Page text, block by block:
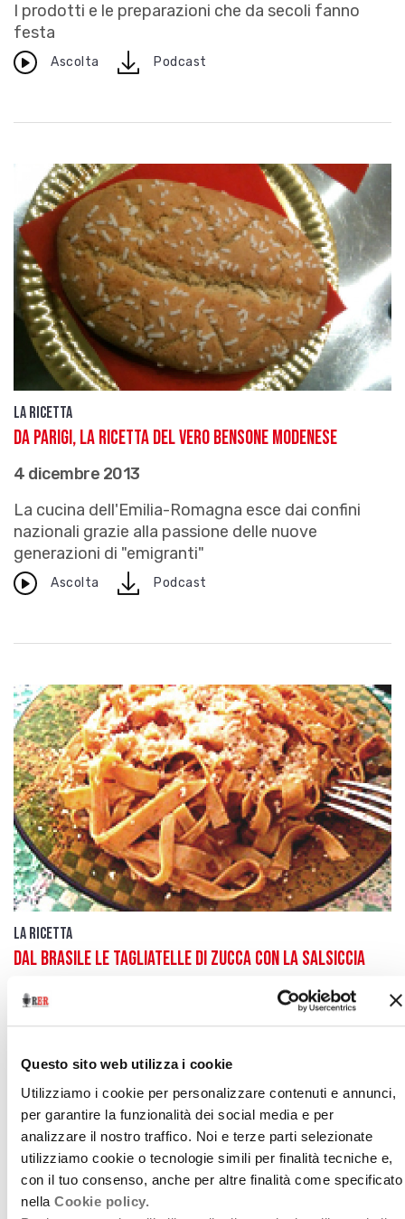
Questo sito web utilizza i cookie
Utilizziamo i cookie per personalizzare contenuti e annunci,
per garantire la funzionalità dei social media e per
analizzare il nostro traffico. Noi e terze parti selezionate
utilizziamo cookie o tecnologie simili per finalità tecniche e,
con il tuo consenso, anche per altre finalità come specificato
nella Cookie policy.
I prodotti e le preparazioni che da secoli fanno
festa
Ascolta downloadPodcast
La ricetta
Da Parigi, la ricetta del vero Bensone modenese
4 dicembre 2013
La cucina dell'Emilia-Romagna esce dai confini
nazionali grazie alla passione delle nuove
generazioni di "emigranti"
Ascolta downloadPodcast
La ricetta
Dal Brasile le tagliatelle di zucca con la salsiccia
20 novembre 2013
Le nostre ricette e i nostri prodotti fanno il giro del
all’estero
downloadPodcast